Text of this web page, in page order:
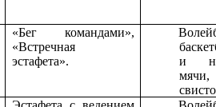
«Бег командами»,
«Встречная
эстафета».
и